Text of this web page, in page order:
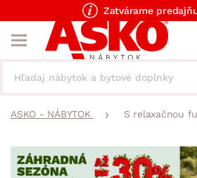
Zatvárame
ASKO - NÁBYTOK S relaxačnou